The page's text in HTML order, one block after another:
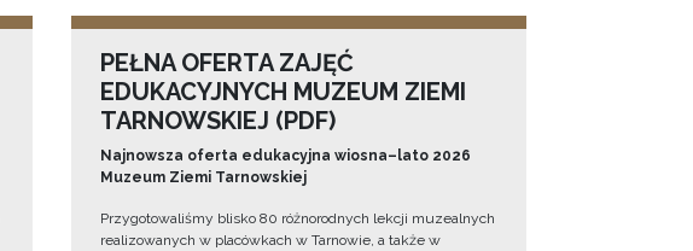
PEŁNA OFERTA ZAJĘĆ
EDUKACYJNYCH MUZEUM ZIEMI
TARNOWSKIEJ (PDF)
Najnowsza oferta edukacyjna wiosna–lato 2026
Muzeum Ziemi Tarnowskiej
Przygotowaliśmy blisko 80 różnorodnych lekcji muzealnych
realizowanych w placówkach w Tarnowie, a także w